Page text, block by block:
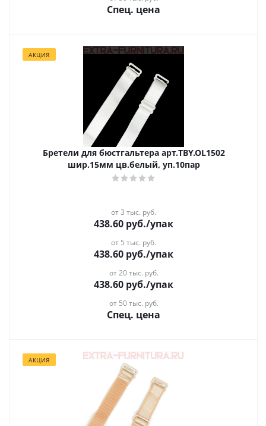
Спец. цена
АКЦИЯ
Бретели для бюстгальтера арт.TBY.OL1502
шир.15мм цв.белый, уп.10пар
от 3 тыс. руб.
438.60 руб./упак
от 5 тыс. руб.
438.60 руб./упак
от 20 тыс. руб.
438.60 руб./упак
от 50 тыс. руб.
Спец. цена
АКЦИЯ